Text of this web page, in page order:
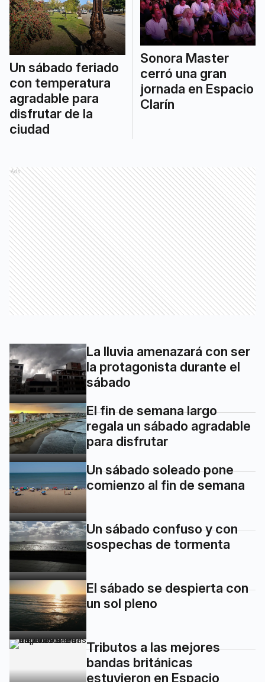
Un sábado feriado
con temperatura
agradable para
disfrutar de la
ciudad
Sonora Master
cerró una gran
jornada en Espacio
Clarín
Ads
La lluvia amenazará con ser
la protagonista durante el
sábado
El fin de semana largo
regala un sábado agradable
para disfrutar
Un sábado soleado pone
comienzo al fin de semana
Un sábado confuso y con
sospechas de tormenta
El sábado se despierta con
un sol pleno
Tributos a las mejores
bandas británicas
estuvieron en Espacio